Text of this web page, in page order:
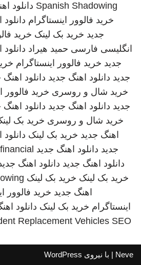
Spanish Shadowing دانلود
خرید فالوور اینستاگرام
جدید خرید بک لینک خرید
انگلیسی فارسی حمید هیراد
جدید خرید فالوور اینستاگرام
جدید دانلود اهنگ جدید دانلود اهنگ
خرید شال و روسری خرید فالوور
جدید دانلود اهنگ جدید دانلود اهنگ
خرید شال و روسری خرید بک
اهنگ جدید خرید بک لینک
جدید دانلود اهنگ جدید
دانلود اهنگ جدید دانلود اهنگ
خرید بک لینک خرید بک لینک
اهنگ جدید خرید فالوور
اینستاگرام خرید بک لینک دانلود
Replacement Vehicles SEO
Neve | با نیروی WordPress